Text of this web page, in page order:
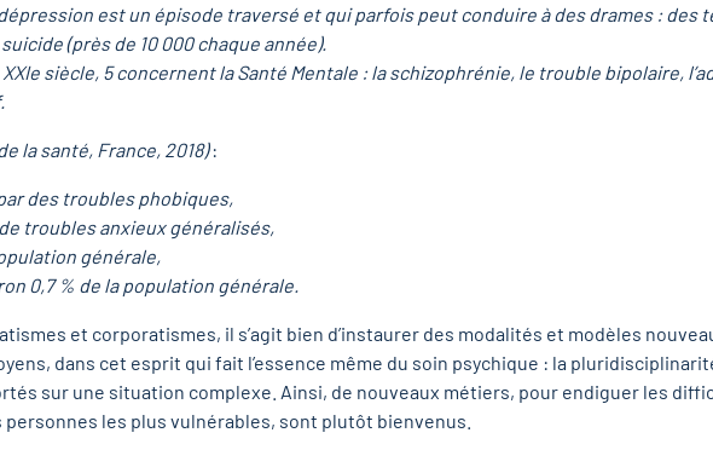
est un épisode traversé et qui parfois peut conduire à des drames : des
suicide(près de 10 000 chaque année).
siècle, 5 concernent la Santé Mentale : laschizophrénie, le trouble bipolaire, l’
.
la santé, France, 2018):
des troublesphobiques,
troubles anxieux généralisés,
générale,
0,7 % de la population générale.
et corporatismes, il s’agit bien d’instaurer des modalités et modèles
dans cet esprit qui fait l’essence même du soin psychique : la
sur une situation complexe. Ainsi, de nouveaux métiers, pour endiguer les
personnes les plus vulnérables, sont plutôt bienvenus.